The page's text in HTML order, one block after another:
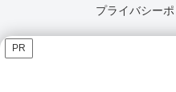
プライバシー
PR